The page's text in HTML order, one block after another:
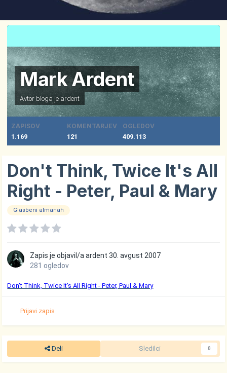
Mark Ardent
Avtor bloga je ardent
ZAPISOV
1.169
KOMENTARJEV
121
OGLEDOV
409.113
Don't Think, Twice It's All
Right - Peter, Paul & Mary
Glasbeni almanah
Zapis je objavil/aardent 30. avgust 2007
281 ogledov
Don't Think, Twice It's All Right - Peter, Paul & Mary
Prijavi zapis
Deli Sledilci 0